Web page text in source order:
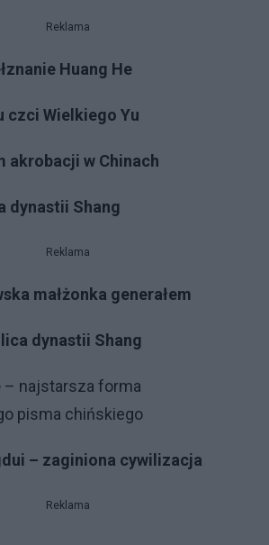
Reklama
Huang He
czci Wielkiego Yu
akrobacji w Chinach
dynastii Shang
Reklama
małżonka generałem
dynastii Shang
– najstarsza forma
pisma chińskiego
– zaginiona cywilizacja
Reklama